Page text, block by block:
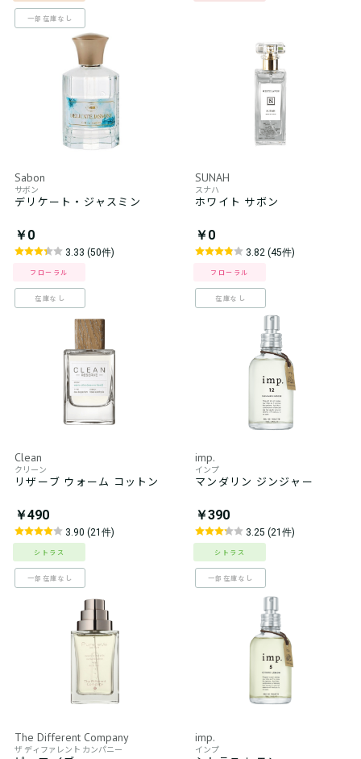
一部在庫なし
Sabon
サボン
デリケート・ジャスミン
￥0
3.33 (50件)
フローラル
在庫なし
SUNAH
スナハ
ホワイト サボン
￥0
3.82 (45件)
フローラル
在庫なし
Clean
クリーン
リザーブ ウォーム コットン
￥490
3.90 (21件)
シトラス
一部在庫なし
imp.
インプ
マンダリン ジンジャー
￥390
3.25 (21件)
シトラス
一部在庫なし
The Different Company
ザ ディファレント カンパニー
imp.
インプ